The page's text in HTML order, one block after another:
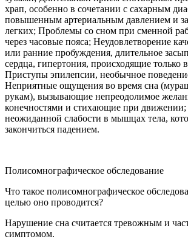
храп, особенно в сочетании с сахарным
повышенным артериальным давлением и
легких; Проблемы со сном при сменной
через часовые пояса; Неудовлетворение
или ранние пробуждения, длительное
сердца, гипертония, происходящие только
Приступы эпилепсии, необычное
Неприятные ощущения во время сна
рукам), вызывающие непреодолимое
конечностями и стихающие при
неожиданной слабости в мышцах тела,
закончиться падением.
Полисомнографическое обследование
Что такое полисомнографическое
целью оно проводится?
Нарушение сна считается тревожным и
симптомом.